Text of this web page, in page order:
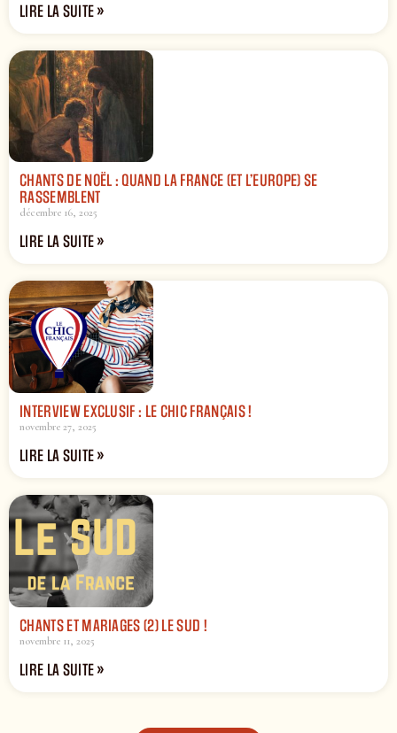
LIRE LA SUITE »
CHANTS DE NOËL : QUAND LA FRANCE (ET L’EUROPE) SE
RASSEMBLENT
décembre 16, 2025
LIRE LA SUITE »
INTERVIEW EXCLUSIF : LE CHIC FRANÇAIS !
novembre 27, 2025
LIRE LA SUITE »
CHANTS ET MARIAGES (2) LE SUD !
novembre 11, 2025
LIRE LA SUITE »